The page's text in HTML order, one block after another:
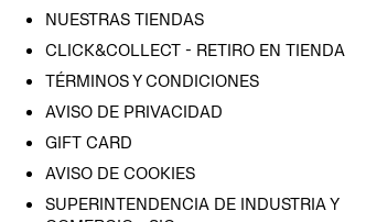
NUESTRAS TIENDAS
CLICK&COLLECT - RETIRO EN TIENDA
TÉRMINOS Y CONDICIONES
AVISO DE PRIVACIDAD
GIFT CARD
AVISO DE COOKIES
SUPERINTENDENCIA DE INDUSTRIA Y